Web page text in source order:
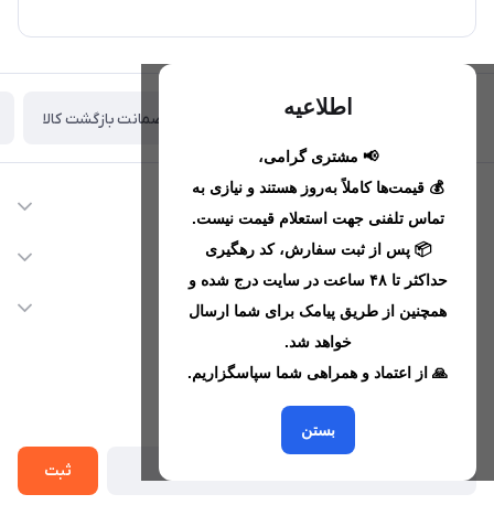
اطلاعیه
📢 مشتری گرامی،
💰 قیمت‌ها کاملاً به‌روز هستند و نیازی به
تماس تلفنی جهت استعلام قیمت نیست.
📦 پس از ثبت سفارش، کد رهگیری
حداکثر تا ۴۸ ساعت در سایت درج شده و
همچنین از طریق پیامک برای شما ارسال
خواهد شد.
🙏 از اعتماد و همراهی شما سپاسگزاریم.
بستن
تحویل اکسپرس(با هماهنگی) ضمانت بازگشت کالا
اطلاعات تماس
09221680256 - 09373782289
nikanmobstore@gmail.com
هرمزگان، بندرخمیر، شهرک رودبار
دسترسی سریع
حساب کاربری
لیست محصولات
خدمات مشتریان
حریم خصوصی
از جدید‌ترین تخفیف‌ها با‌ خبر شوید
ثبت